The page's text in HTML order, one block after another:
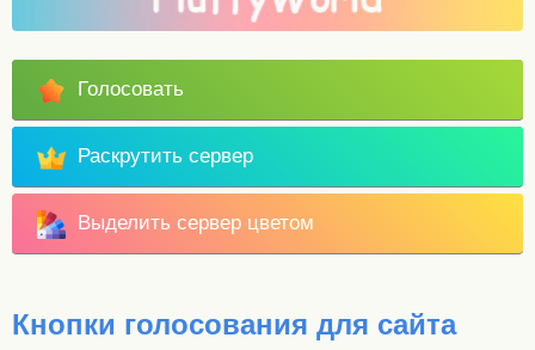
Голосовать
Раскрутить сервер
Выделить сервер цветом
Кнопки голосования для сайта